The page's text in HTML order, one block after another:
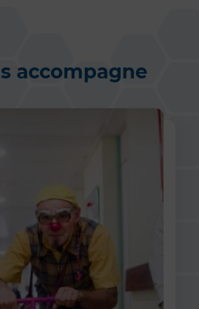
accompagne